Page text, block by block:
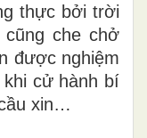
thực bởi trời
che chở
được nghiệm
cử hành bí
xin…